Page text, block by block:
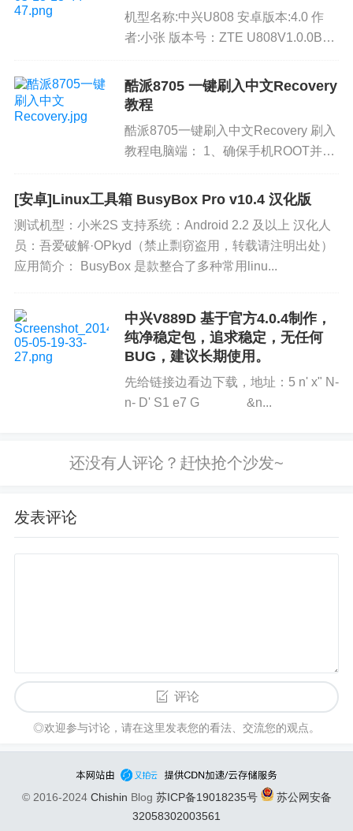
机型名称:中兴U808 安卓版本:4.0 作
者:小张 版本号：ZTE U808V1.0.0B02
m' s: {- B...
酷派8705 一键刷入中文Recovery
教程
酷派8705一键刷入中文Recovery 刷入
教程电脑端： 1、确保手机ROOT并能
解压。" f) p5 `' v$ j2 o 2、打开USB模
[安卓]Linux工具箱 BusyBox Pro v10.4 汉化版
测试机型：小米2S 支持系统：Android 2.2 及以上 汉化人
员：吾爱破解·OPkyd（禁止剽窃盗用，转载请注明出处）
应用简介： BusyBox 是款整合了多种常用linu...
中兴V889D 基于官方4.0.4制作，
纯净稳定包，追求稳定，无任何
BUG，建议长期使用。
先给链接边看边下载，地址：5 n' x" N-
n- D' S1 e7 G &n...
发表评论
评论
◎欢迎参与讨论，请在这里发表您的看法、交流您的观点。
© 2016-2024 Chishin Blog 苏ICP备19018235号
苏公网安备
32058302003561